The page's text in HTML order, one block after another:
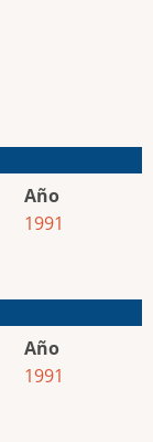
Año
1991
Año
1991